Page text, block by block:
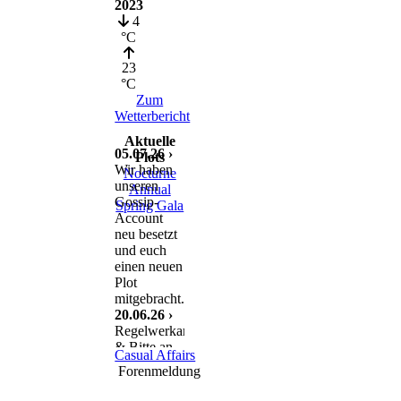
2023
4
°C
23
°C
Zum
Wetterbericht
Aktuelle
Plots
Nocturne
Annual
Spring Gala
05.07.26 ›
Wir haben
unseren
Gossip-
Account
neu besetzt
und euch
einen neuen
Plot
mitgebracht.
20.06.26 ›
Regelwerkanpassung
& Bitte an
euch
11.06.26 ›
Casual Affairs
Forenmeldung